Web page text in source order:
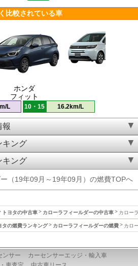
比較されている車
ホンダ
フィット
L 10・15 16.2km/L
報
キング
キング
（19年09月～19年09月）の燃費TOPへ
トヨタの中古車 カローラフィールダーの中古車 カロー
タの燃費ランキング カローラフィールダーの燃費 カロ
ンサー
カーセンサーエッジ・輸入車